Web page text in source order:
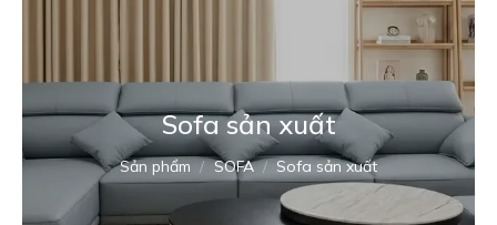
Sofa sản xuất
Sản phẩm / SOFA / Sofa sản xuất